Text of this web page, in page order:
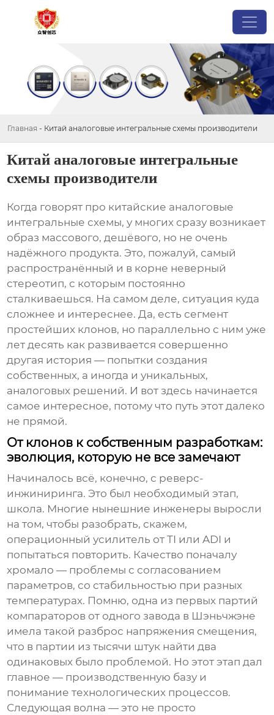
Главная - Китай аналоговые интегральные схемы производители
Китай аналоговые интегральные
схемы производители
Когда говорят про китайские аналоговые
интегральные схемы, у многих сразу возникает
образ массового, дешёвого, но не очень
надёжного продукта. Это, пожалуй, самый
распространённый и в корне неверный
стереотип, с которым постоянно
сталкиваешься. На самом деле, ситуация куда
сложнее и интереснее. Да, есть сегмент
простейших клонов, но параллельно с ним уже
лет десять как развивается совершенно
другая история — попытки создания
собственных, а иногда и уникальных,
аналоговых решений. И вот здесь начинается
самое интересное, потому что путь этот далеко
не прямой.
От клонов к собственным разработкам:
эволюция, которую не все замечают
Начиналось всё, конечно, с реверс-
инжиниринга. Это был необходимый этап,
школа. Многие нынешние инженеры выросли
на том, чтобы разобрать, скажем,
операционный усилитель от TI или ADI и
попытаться повторить. Качество поначалу
хромало — проблемы с согласованием
параметров, со стабильностью при разных
температурах. Помню, одна из первых партий
компараторов от одного завода в Шэньчжэне
имела такой разброс напряжения смещения,
что в партии из тысячи штук найти два
одинаковых было проблемой. Но этот этап дал
главное — производственную базу и
понимание технологических процессов.
Следующая волна — это не просто